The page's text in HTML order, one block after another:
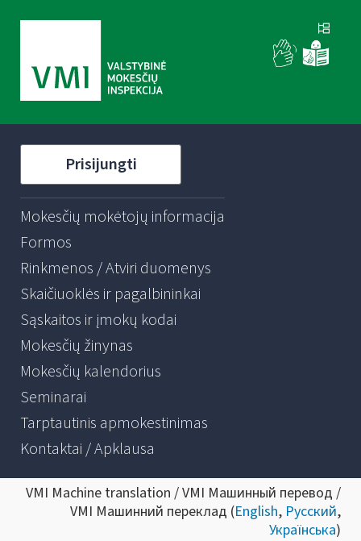
Prisijungti
Mokesčių mokėtojų informacija
Formos
Rinkmenos / Atviri duomenys
Skaičiuoklės ir pagalbininkai
Sąskaitos ir įmokų kodai
Mokesčių žinynas
Mokesčių kalendorius
Seminarai
Tarptautinis apmokestinimas
Kontaktai / Apklausa
VMI Machine translation / VMI Машинный перевод /
VMI Машинний переклад (English, Русский,
Українська)